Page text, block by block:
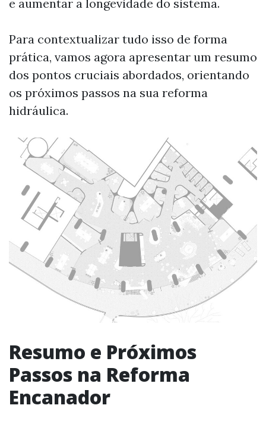
e aumentar a longevidade do sistema.
Para contextualizar tudo isso de forma
prática, vamos agora apresentar um resumo
dos pontos cruciais abordados, orientando
os próximos passos na sua reforma
hidráulica.
Resumo e Próximos
Passos na Reforma
Encanador